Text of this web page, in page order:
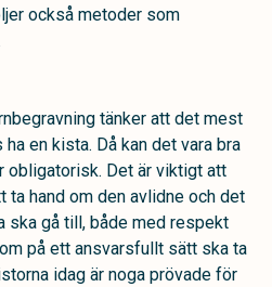
också metoder som
tänker att det mest
en kista. Då kan det vara bra
obligatorisk. Det är viktigt att
hand om den avlidne och det
ska gå till, både med respekt
på ett ansvarsfullt sätt ska ta
idag är noga prövade för